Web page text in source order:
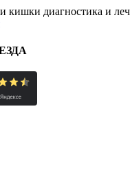
кишки диагностика и